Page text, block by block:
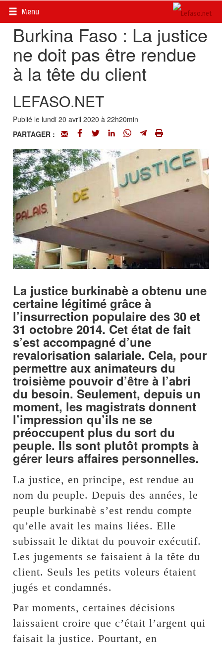
Menu
Accueil>
Burkina Faso : La justice
ne doit pas être rendue
à la tête du client
LEFASO.NET
Publié le lundi 20 avril 2020 à 22h20min
PARTAGER :
La justice burkinabè a obtenu une
certaine légitimé grâce à
l’insurrection populaire des 30 et
31 octobre 2014. Cet état de fait
s’est accompagné d’une
revalorisation salariale. Cela, pour
permettre aux animateurs du
troisième pouvoir d’être à l’abri
du besoin. Seulement, depuis un
moment, les magistrats donnent
l’impression qu’ils ne se
préoccupent plus du sort du
peuple. Ils sont plutôt prompts à
gérer leurs affaires personnelles.
La justice, en principe, est rendue au
nom du peuple. Depuis des années, le
peuple burkinabè s’est rendu compte
qu’elle avait les mains liées. Elle
subissait le diktat du pouvoir exécutif.
Les jugements se faisaient à la tête du
client. Seuls les petits voleurs étaient
jugés et condamnés.
Par moments, certaines décisions
laissaient croire que c’était l’argent qui
faisait la justice. Pourtant, en